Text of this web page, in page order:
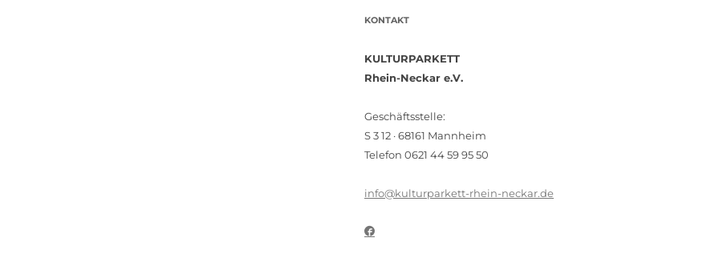
KONTAKT
KULTURPARKETT
Rhein-Neckar e.V.
Geschäftsstelle:
S 3 12 · 68161 Mannheim
Telefon 0621 44 59 95 50
info@kulturparkett-rhein-neckar.de